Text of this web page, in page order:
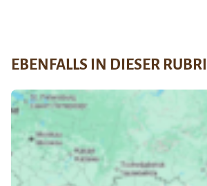
EBENFALLS IN DIESER